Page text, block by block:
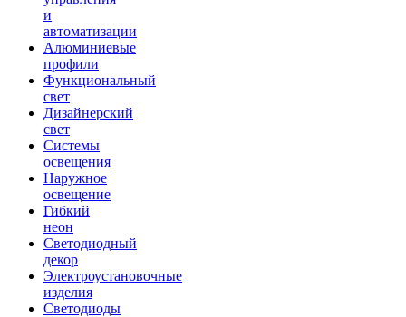
и
автоматизации
Алюминиевые
профили
Функциональный
свет
Дизайнерский
свет
Системы
освещения
Наружное
освещение
Гибкий
неон
Светодиодный
декор
Электроустановочные
изделия
Светодиоды